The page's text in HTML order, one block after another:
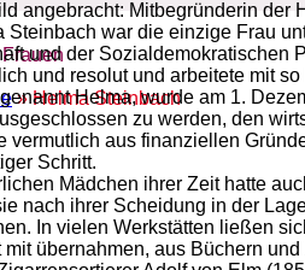
» Helma Steinbach
angebracht: Mitbegründerin der
Steinbach war die einzige Frau
und der Sozialdemokratischen
und resolut und arbeitete mit
Helma, wurde am 1.
zu werden, den
vermutlich aus finanziellen
Schritt.
Mädchen ihrer Zeit hatte
nach ihrer Scheidung in der
In vielen Werkstätten ließen
übernahmen, aus Büchern